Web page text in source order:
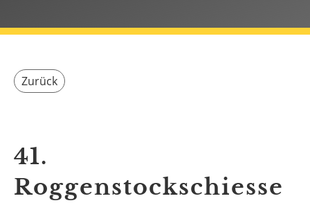
Zurück
41.
Roggenstockschiesse